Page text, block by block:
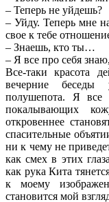
– Теперь не уйдешь?
– Уйду. Теперь мне
свое к тебе
– Знаешь, кто ты…
– Я все про себя
Все-таки красота
вечерние беседы
полушепота. Я все
покалывающих
откровеннее
спасительные
ни к чему не
как смех в этих
как рука Кита
к моему
становится мой